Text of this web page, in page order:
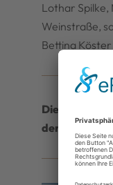
Lothar Spilke,
Weinstraße,
Bettina
Die Sendung
der Reihe